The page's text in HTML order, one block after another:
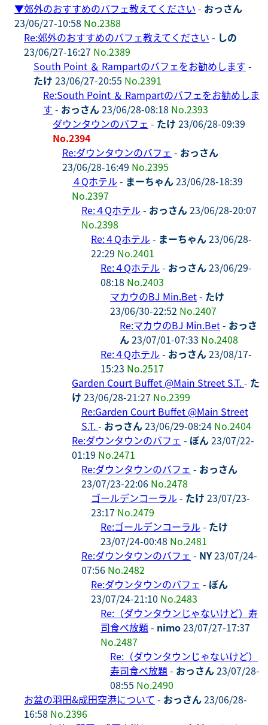
▼郊外のおすすめのバフェ教えてください - おっさん
23/06/27-10:58 No.2388
Re:郊外のおすすめのバフェ教えてください - しの
23/06/27-16:27 No.2389
South Point ＆ Rampartのバフェをお勧めします -
たけ 23/06/27-20:55 No.2391
Re:South Point ＆ Rampartのバフェをお勧めしま
す - おっさん23/06/28-08:18 No.2393
ダウンタウンのバフェ - たけ 23/06/28-09:39
No.2394
Re:ダウンタウンのバフェ - おっさん
23/06/28-16:49 No.2395
４Qホテル - まーちゃん23/06/28-18:39
No.2397
Re:４Qホテル - おっさん23/06/28-20:07
No.2398
Re:４Qホテル - まーちゃん23/06/28-
22:29 No.2401
Re:４Qホテル - おっさん23/06/29-
08:18 No.2403
マカウのBJ Min.Bet- たけ
23/06/30-22:52 No.2407
Re:マカウのBJ Min.Bet- おっさ
ん23/07/01-07:33 No.2408
Re:４Qホテル - おっさん23/08/17-
15:23 No.2517
Garden Court Buffet @Main Street S.T.- た
け 23/06/28-21:27 No.2399
Re:Garden Court Buffet @Main Street
S.T.- おっさん23/06/29-08:24 No.2404
Re:ダウンタウンのバフェ - ぼん23/07/22-
01:19 No.2471
Re:ダウンタウンのバフェ - おっさん
23/07/23-22:06 No.2478
ゴールデンコーラル - たけ 23/07/23-
23:17 No.2479
Re:ゴールデンコーラル - たけ
23/07/24-00:48 No.2481
Re:ダウンタウンのバフェ - NY23/07/24-
07:56 No.2482
Re:ダウンタウンのバフェ - ぼん
23/07/24-21:10 No.2483
Re:（ダウンタウンじゃないけど）寿
司食べ放題- nimo23/07/27-17:37
No.2487
Re:（ダウンタウンじゃないけど）
寿司食べ放題- おっさん23/07/28-
08:55 No.2490
お盆の羽田&成田空港について - おっさん23/06/28-
16:58 No.2396